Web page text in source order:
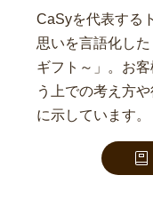
CaSyを代表する
思いを言語化し
ギフト～」。お
う上での考え方
に示しています。